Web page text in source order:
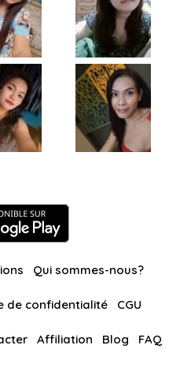
Qui sommes-nous?
de confidentialité CGU
Affiliation Blog FAQ